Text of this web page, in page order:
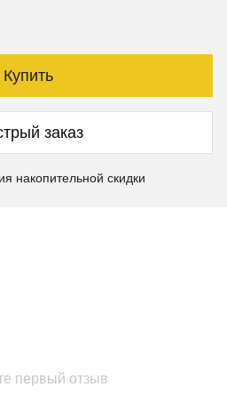
Купить
заказ
накопительной скидки
первый отзыв